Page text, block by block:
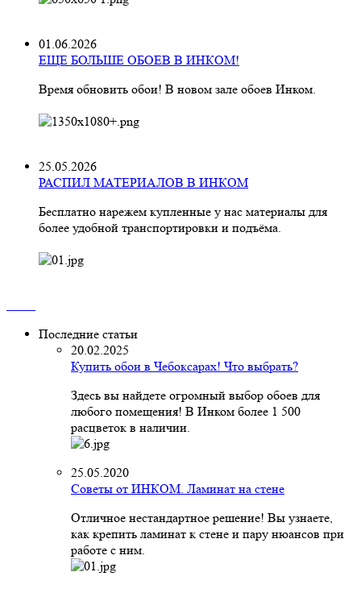
01.06.2026
ЕЩЕ БОЛЬШЕ ОБОЕВ В ИНКОМ!
Время обновить обои! В новом зале обоев Инком.
25.05.2026
РАСПИЛ МАТЕРИАЛОВ В ИНКОМ
Бесплатно нарежем купленные у нас материалы для
более удобной транспортировки и подъёма.
Последние статьи
20.02.2025
Купить обои в Чебоксарах! Что выбрать?
Здесь вы найдете огромный выбор обоев для
любого помещения! В Инком более 1 500
расцветок в наличии.
25.05.2020
Советы от ИНКОМ. Ламинат на стене
Отличное нестандартное решение! Вы узнаете,
как крепить ламинат к стене и пару нюансов при
работе с ним.